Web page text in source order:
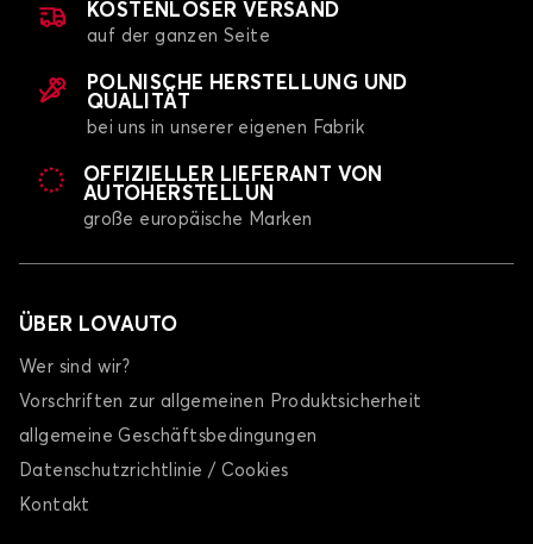
KOSTENLOSER VERSAND
auf der ganzen Seite
POLNISCHE HERSTELLUNG UND
QUALITÄT
bei uns in unserer eigenen Fabrik
OFFIZIELLER LIEFERANT VON
AUTOHERSTELLUN
große europäische Marken
ÜBER LOVAUTO
Wer sind wir?
Vorschriften zur allgemeinen Produktsicherheit
allgemeine Geschäftsbedingungen
Datenschutzrichtlinie / Cookies
Kontakt